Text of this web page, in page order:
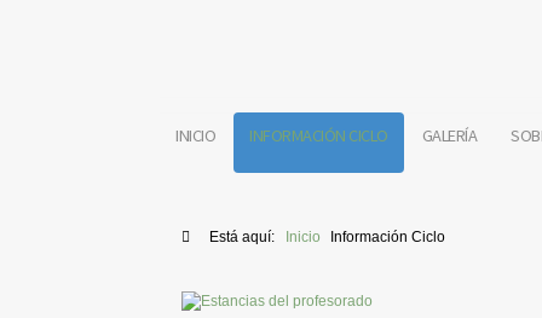
INICIO INFORMACIÓN CICLO GALERÍA
Está aquí: Inicio Información Ciclo